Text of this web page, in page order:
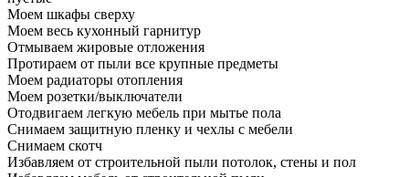
Моем шкафы сверху
Моем весь кухонный гарнитур
Отмываем жировые отложения
Протираем от пыли все крупные предметы
Моем радиаторы отопления
Моем розетки/выключатели
Отодвигаем легкую мебель при мытье пола
Снимаем защитную пленку и чехлы с мебели
Снимаем скотч
Избавляем от строительной пыли потолок, стены и пол